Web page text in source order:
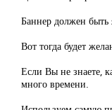
Баннер должен
Вот тогда будет
Если Вы не знаете,
много времени.